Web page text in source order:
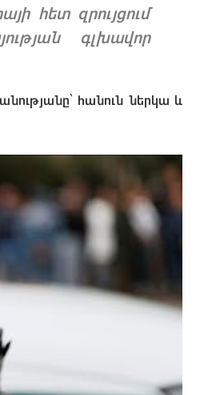
հետ զրույցում
գլխավոր
հանուն ներկա և